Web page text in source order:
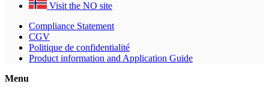
Visit the NO site
Compliance Statement
CGV
Politique de confidentialité
Product information and Application Guide
Menu